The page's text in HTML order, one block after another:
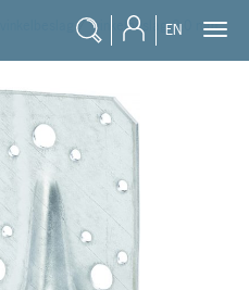
EN
/ vinkelbeslag 2,0 mm